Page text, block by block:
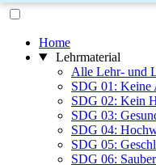
Home
Lehrmaterial
Alle Lehr- und
SDG 01: Keine
SDG 02: Kein
SDG 03:
SDG 04:
SDG 05:
SDG 06: